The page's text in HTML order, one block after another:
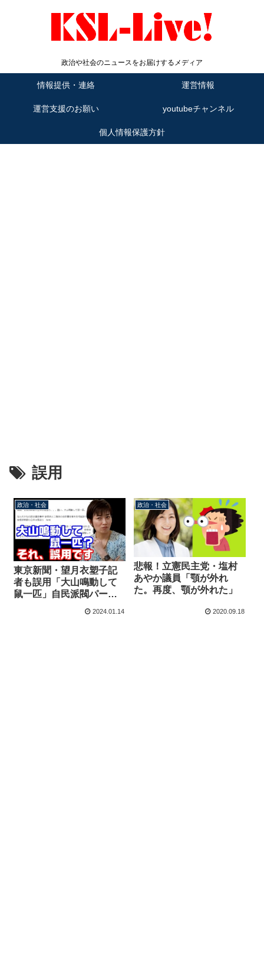
政治や社会のニュースをお届けするメディア
情報提供・連絡 運営情報
運営支援のお願い youtubeチャンネル
個人情報保護方針
誤用
政治・社会
東京新聞・望月衣塑子記
者も誤用「大山鳴動して
鼠一匹」自民派閥パーテ
部立件見送りで同内容の
2024.01.14
政治・社会
悲報！立憲民主党・塩村
あやか議員「顎が外れ
た。再度、顎が外れた」
2020.09.18